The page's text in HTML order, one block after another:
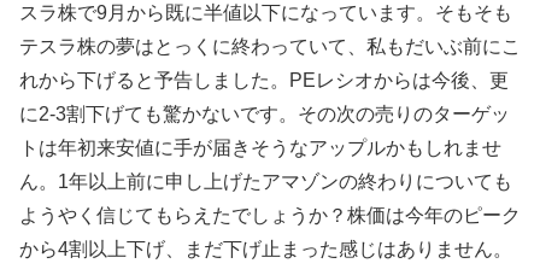
スラ株で9月から既に半値以下になっています。そもそも
テスラ株の夢はとっくに終わっていて、私もだいぶ前にこ
れから下げると予告しました。PEレシオからは今後、更
に2-3割下げても驚かないです。その次の売りのターゲッ
トは年初来安値に手が届きそうなアップルかもしれませ
ん。1年以上前に申し上げたアマゾンの終わりについても
ようやく信じてもらえたでしょうか？株価は今年のピーク
から4割以上下げ、まだ下げ止まった感じはありません。